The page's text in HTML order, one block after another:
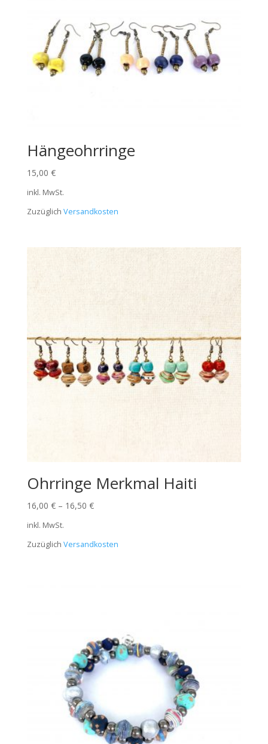
Hängeohrringe
15,00 €
inkl. MwSt.
Zuzüglich Versandkosten
Ohrringe Merkmal Haiti
16,00 €– 16,50 €
inkl. MwSt.
Zuzüglich Versandkosten